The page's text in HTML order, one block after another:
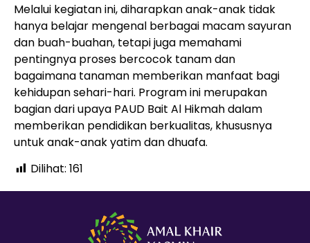
Melalui kegiatan ini, diharapkan anak-anak tidak
hanya belajar mengenal berbagai macam sayuran
dan buah-buahan, tetapi juga memahami
pentingnya proses bercocok tanam dan
bagaimana tanaman memberikan manfaat bagi
kehidupan sehari-hari. Program ini merupakan
bagian dari upaya PAUD Bait Al Hikmah dalam
memberikan pendidikan berkualitas, khususnya
untuk anak-anak yatim dan dhuafa.
Dilihat: 161